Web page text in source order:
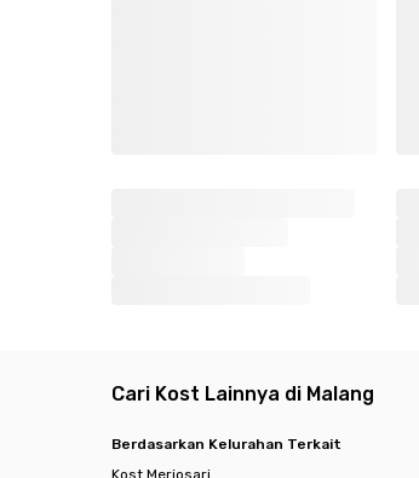
Cari Kost Lainnya di Malang
Berdasarkan Kelurahan Terkait
Kost Merjosari